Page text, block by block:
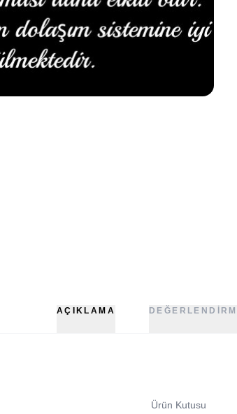
AÇIKLAMA
Ürün Kutusu